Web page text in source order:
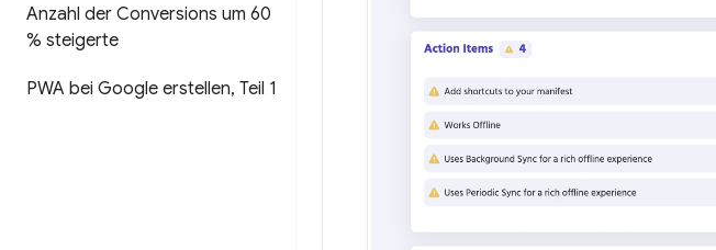
Anzahl der Conversions um 60
% steigerte
PWA bei Google erstellen, Teil 1